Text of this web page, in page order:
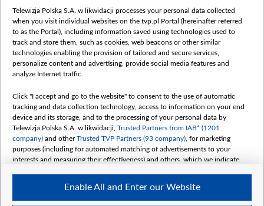
Безопасность
Youtube
Белсат news
Белсат Life
Belsat English
Biełsat PL
Белсат Now
Белсат Shorts
Белсат History
Белсат Music
Белсат Doc
Telewizja Polska S.A. w likwidacji processes your personal data collected
when you visit individual websites on the tvp.pl Portal (hereinafter referred
to as the Portal), including information saved using technologies used to
track and store them, such as cookies, web beacons or other similar
technologies enabling the provision of tailored and secure services,
personalize content and advertising, provide social media features and
analyze Internet traffic.
Click "I accept and go to the website" to consent to the use of automatic
tracking and data collection technology, access to information on your end
device and its storage, and to the processing of your personal data by
Telewizja Polska S.A. w likwidacji, Trusted Partners from IAB* (1201
company) and otherTrusted TVP Partners (93 company) , for marketing
purposes (including for automated matching of advertisements to your
interests and measuring their effectiveness) and others, which we indicate
The purposes of processing your data by TVP S.A. w likwidacji are as
follows:
Enable All and Enter our Website